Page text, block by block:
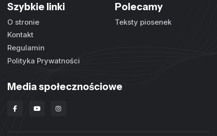
Szybkie linki
O stronie
Kontakt
Regulamin
Polityka Prywatności
Polecamy
Teksty piosenek
Media społecznościowe